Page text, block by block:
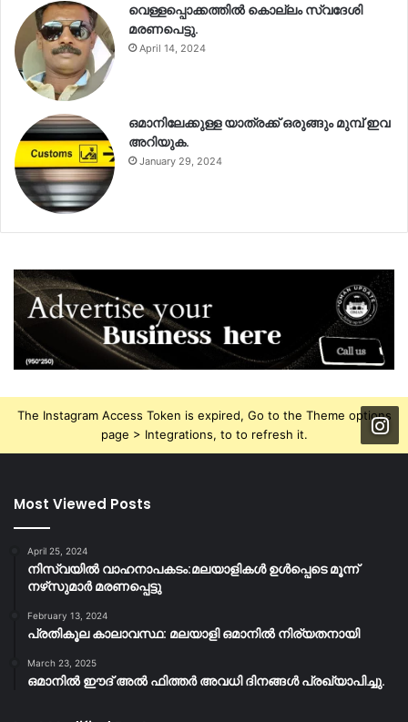
വെള്ളപ്പൊക്കത്തിൽ കൊല്ലം സ്വദേശി
മരണപെട്ടു.
April 14, 2024
ഒമാനിലേക്കുള്ള യാത്രക്ക് ഒരുങ്ങും മുമ്പ് ഇവ
അറിയുക.
January 29, 2024
The Instagram Access Token is expired, Go to the Theme options
page > Integrations, to to refresh it.
Most Viewed Posts
April 25, 2024
നിസ്‌വയിൽ വാഹനാപകടം:മലയാളികള്‍ ഉള്‍പ്പെടെ മൂന്ന്
നഴ്‌സുമാര്‍ മരണപ്പെട്ടു
February 13, 2024
പ്രതികൂല കാലാവസ്ഥ: മലയാളി ഒമാനിൽ നിര്യതനായി
March 23, 2025
ഒമാനിൽ ഈദ് അൽ ഫിത്തർ അവധി ദിനങ്ങൾ പ്രഖ്യാപിച്ചു.